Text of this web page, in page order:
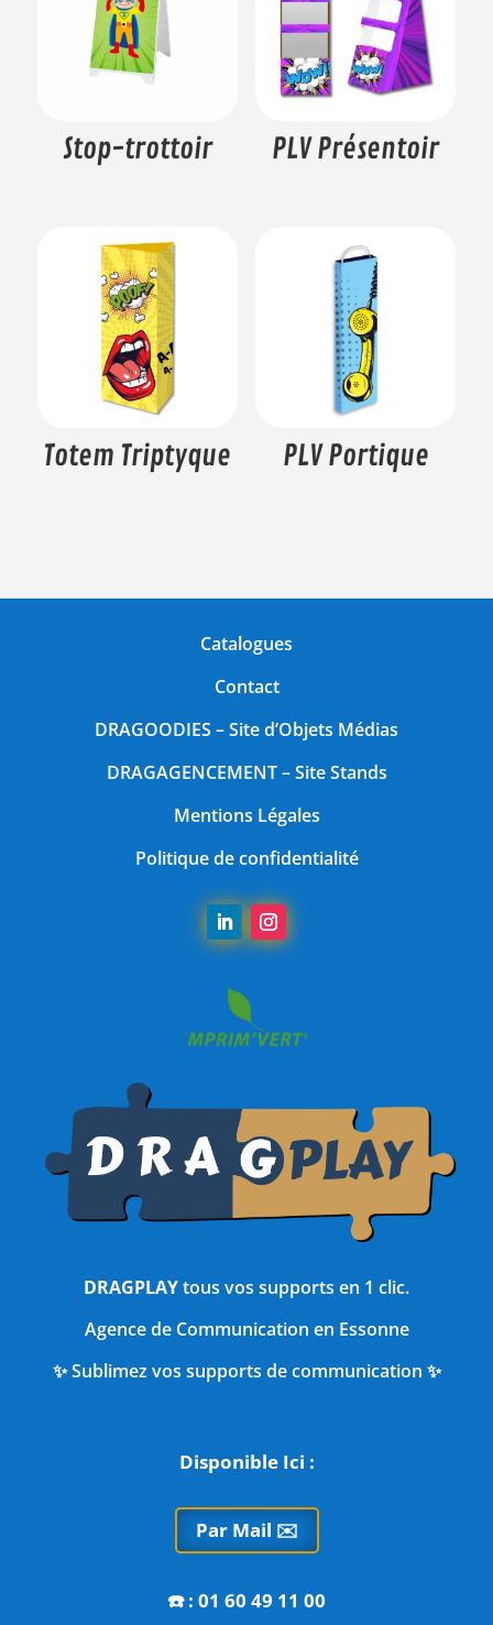
Stop-trottoir PLV Présentoir
Totem Triptyque PLV Portique
Catalogues
Contact
DRAGOODIES – Site d’Objets Médias
DRAGAGENCEMENT– Site Stands
Mentions Légales
Politique de confidentialité
DRAGPLAYtous vos supports en 1 clic.
Agence de Communication en Essonne
✨ Sublimez vos supports de communication ✨
Disponible Ici :
Par Mail ✉️
☎️: 01 60 49 11 00